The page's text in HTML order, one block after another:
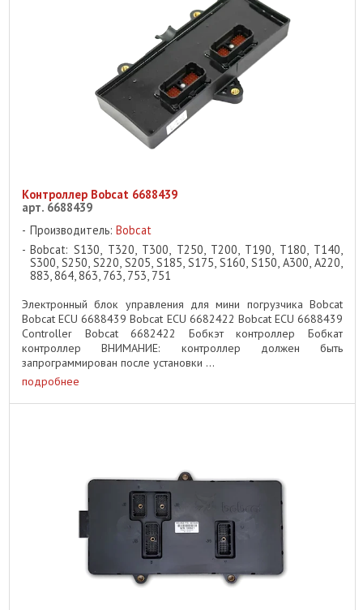
Контроллер Bobcat 6688439
арт. 6688439
Производитель: Bobcat
Bobcat: S130, T320, T300, T250, T200, T190, T180, T140,
S300, S250, S220, S205, S185, S175, S160, S150, A300, A220,
883, 864, 863, 763, 753, 751
Электронный блок управления для мини погрузчика Bobcat
Bobcat ECU 6688439 Bobcat ECU 6682422 Bobcat ECU 6688439
Controller Bobcat 6682422 Бобкэт контроллер Бобкат
контроллер ВНИМАНИЕ: контроллер должен быть
запрограммирован после установки ...
подробнее